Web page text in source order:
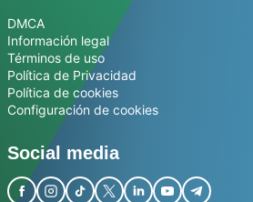
DMCA
Información legal
Términos de uso
Política de Privacidad
Política de cookies
Configuración de cookies
Social media